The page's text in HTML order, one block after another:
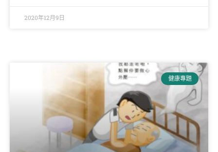
2020年12月9日
健康專題